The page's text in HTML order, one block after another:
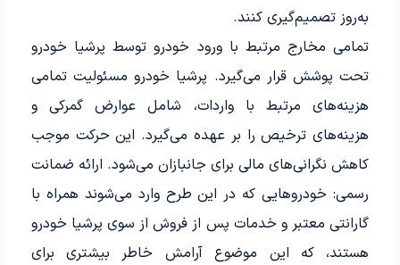
به‌روز تصمیم‌گیری کنند.
تمامی مخارج مرتبط با ورود خودرو توسط پرشیا خودرو
تحت پوشش قرار می‌گیرد. پرشیا خودرو مسئولیت تمامی
هزینه‌های مرتبط با واردات، شامل عوارض گمرکی و
هزینه‌های ترخیص را بر عهده می‌گیرد. این حرکت موجب
کاهش نگرانی‌های مالی برای جانبازان می‌شود. ارائه ضمانت
رسمی: خودروهایی که در این طرح وارد می‌شوند همراه با
گارانتی معتبر و خدمات پس از فروش از سوی پرشیا خودرو
هستند، که این موضوع آرامش خاطر بیشتری برای